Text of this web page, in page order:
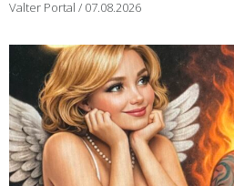
Valter Portal 07.08.2026